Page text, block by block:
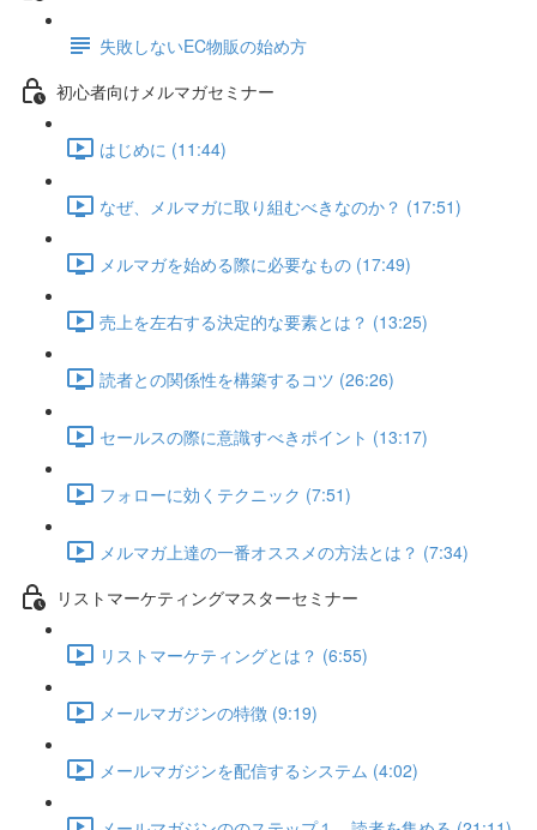
失敗しないEC物販の始め方
初心者向けメルマガセミナー
はじめに (11:44)
なぜ、メルマガに取り組むべきなのか？ (17:51)
メルマガを始める際に必要なもの (17:49)
売上を左右する決定的な要素とは？ (13:25)
読者との関係性を構築するコツ (26:26)
セールスの際に意識すべきポイント (13:17)
フォローに効くテクニック (7:51)
メルマガ上達の一番オススメの方法とは？ (7:34)
リストマーケティングマスターセミナー
リストマーケティングとは？ (6:55)
メールマガジンの特徴 (9:19)
メールマガジンを配信するシステム (4:02)